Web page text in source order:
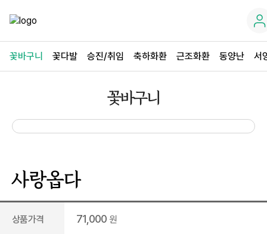
꽃바구니 꽃다발 승진/취임 축하화환 근조화환 동양난 서
꽃바구니
사랑옵다
상품가격 71,000 원